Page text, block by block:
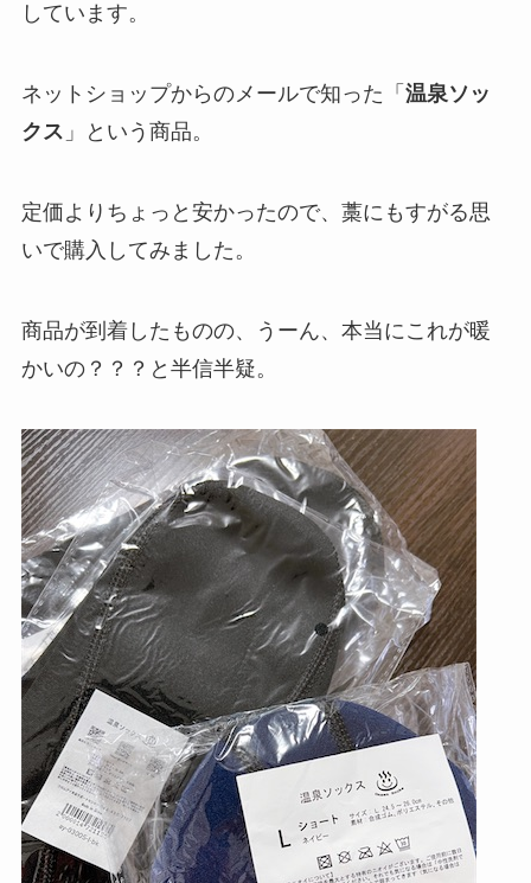
しています。
ネットショップからのメールで知った「 温泉ソッ
クス 」という商品。
定価よりちょっと安かったので、藁にもすがる思
いで購入してみました。
商品が到着したものの、うーん、本当にこれが暖
かいの？？？と半信半疑。